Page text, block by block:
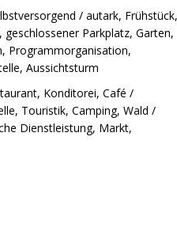
/ autark, Frühstück,
geschlossener Parkplatz, Garten,
Programmorganisation,
Aussichtsturm
Konditorei, Café /
Touristik, Camping, Wald /
Dienstleistung, Markt,